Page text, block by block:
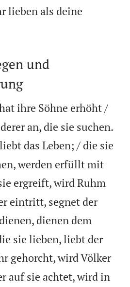
lieben als deine
und
ihre Söhne erhöht /
an, die sie suchen.
das Leben; / die sie
werden erfüllt mit
ergreift, wird Ruhm
eintritt, segnet der
dienen dem
sie lieben, liebt der
gehorcht, wird Völker
auf sie achtet, wird in